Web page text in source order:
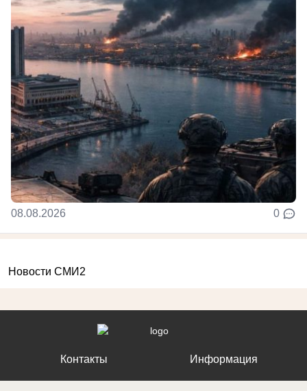
08.08.2026 0
Новости СМИ2
Контакты Информация